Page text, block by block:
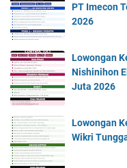
PT Imecon
2026
Lowongan
Nishinihon
Juta 2026
Lowongan
Wikri